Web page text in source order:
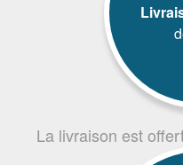
La livraison est